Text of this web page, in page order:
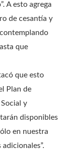
A esto agrega
de cesantía y
que
que esto
Plan de
y
disponibles
en nuestra